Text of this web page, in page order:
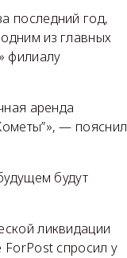
последний год,
из главных
филиалу
аренда
— пояснил
будут
ликвидации
спросил у